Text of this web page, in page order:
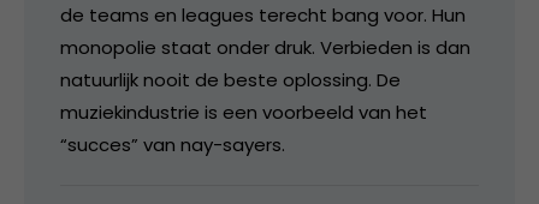
de teams en leagues terecht bang voor. Hun
monopolie staat onder druk. Verbieden is dan
natuurlijk nooit de beste oplossing. De
muziekindustrie is een voorbeeld van het
“succes” van nay-sayers.